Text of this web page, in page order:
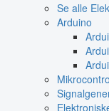
Se alle
Arduino